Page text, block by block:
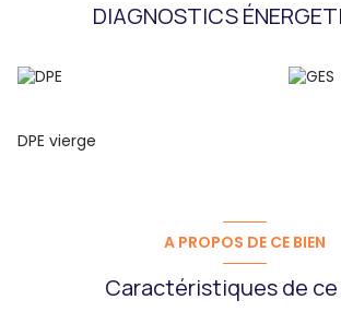
DIAGNOSTICS
DPE vierge
A PROPOS DE CE BIEN
Caractéristiques de ce